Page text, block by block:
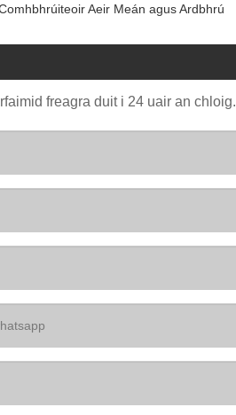
Aeir Meán agus Ardbhrú
freagra duit i 24 uair an chloig.